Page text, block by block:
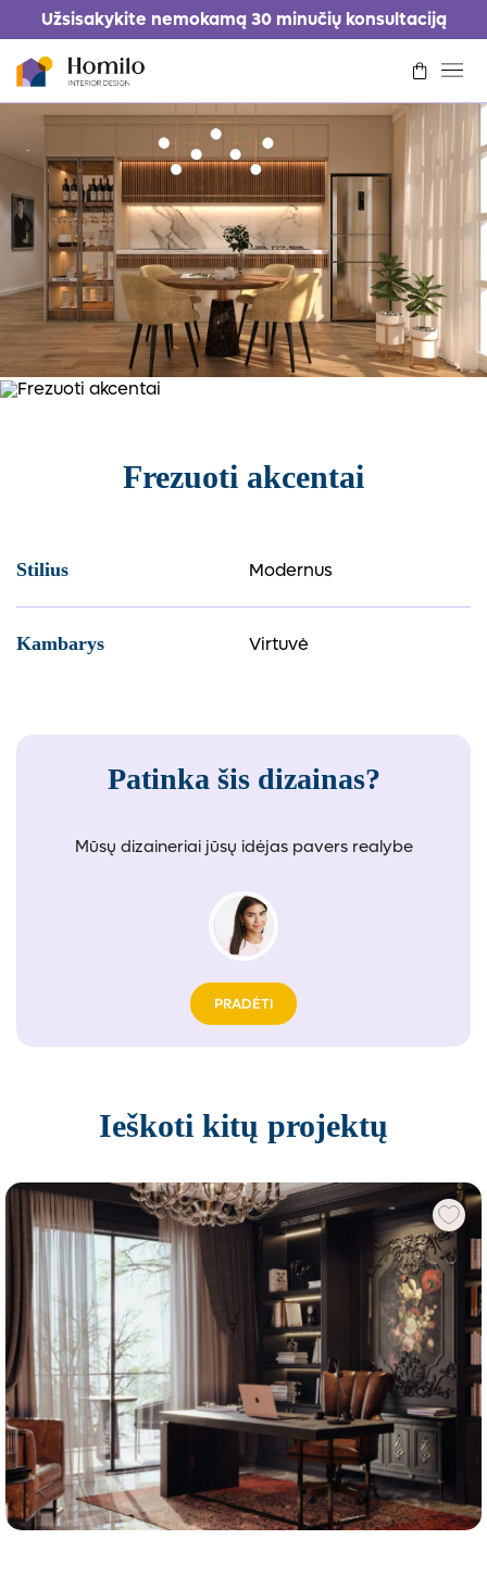
Užsisakykite nemokamą 30 minučių konsultaciją
Kaip tai veikia
Kainoraštis
Portfolio
Kontaktai
Prisijungti/Registruotis Prašyti dizaino
Frezuoti akcentai
Stilius Modernus
Kambarys Virtuvė
Patinka šis dizainas?
Mūsų dizaineriai jūsų idėjas pavers realybe
PRADĖTI
Ieškoti kitų projektų